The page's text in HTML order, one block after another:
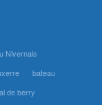
Nivernais
bateau
de berry